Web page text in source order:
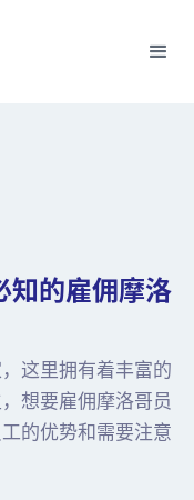
知的雇佣摩洛
这里拥有着丰富的
想要雇佣摩洛哥员
的优势和需要注意